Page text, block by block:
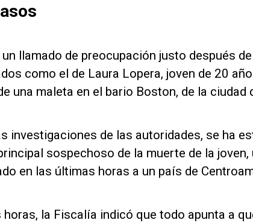
llamado de preocupación justo después
como el de Laura Lopera, joven de 20
una maleta en el bario Boston, de la ciudad
investigaciones de las autoridades, se ha
sospechoso de la muerte de la joven,
en las últimas horas a un país de
horas, la Fiscalía indicó que todo apunta a